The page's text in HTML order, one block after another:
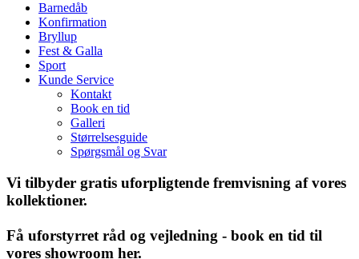
Barnedåb
Konfirmation
Bryllup
Fest & Galla
Sport
Kunde Service
Kontakt
Book en tid
Galleri
Størrelsesguide
Spørgsmål og Svar
Vi tilbyder gratis uforpligtende fremvisning af vores
kollektioner.
Få uforstyrret råd og vejledning - book en tid til
vores showroom her.